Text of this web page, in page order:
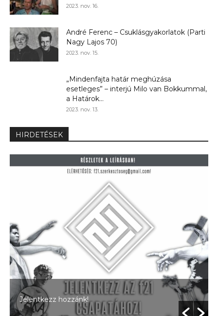
2023. nov. 16.
André Ferenc – Csuklásgyakorlatok (Parti
Nagy Lajos 70)
2023. nov. 15.
„Mindenfajta határ meghúzása
esetleges” – interjú Milo van Bokkummal,
a Határok...
2023. nov. 13.
HIRDETÉSEK
Jelentkezz hozzánk!